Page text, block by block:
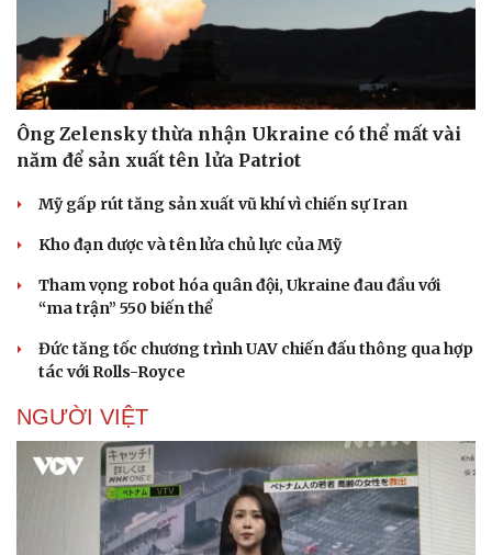
Ông Zelensky thừa nhận Ukraine có thể mất vài
năm để sản xuất tên lửa Patriot
Mỹ gấp rút tăng sản xuất vũ khí vì chiến sự Iran
Kho đạn dược và tên lửa chủ lực của Mỹ
Tham vọng robot hóa quân đội, Ukraine đau đầu với
“ma trận” 550 biến thể
Đức tăng tốc chương trình UAV chiến đấu thông qua hợp
tác với Rolls-Royce
NGƯỜI VIỆT